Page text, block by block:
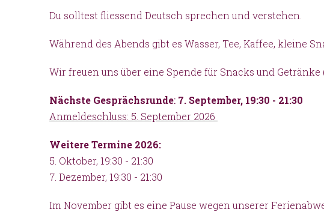
Du solltest fliessend Deutsch sprechen und verstehen.
Während des Abends gibt es Wasser, Tee, Kaffee, kleine
Wir freuen uns über eine Spende für Snacks und
Nächste Gesprächsrunde: 7. September, 19:30 - 21:30
Anmeldeschluss: 5. September 2026
Weitere Termine 2026:
5. Oktober, 19:30 - 21:30
7. Dezember, 19:30 - 21:30
Im November gibt es eine Pause wegen unserer